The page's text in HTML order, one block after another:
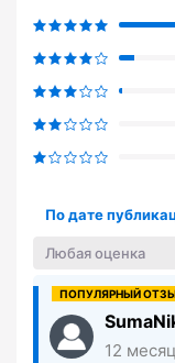
По дате
Любая оценка
12